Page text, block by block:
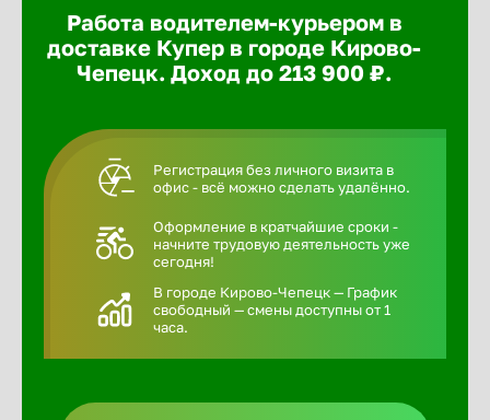
Работа водителем-курьером в
доставке Купер в городе Кирово-
Чепецк. Доход до 213 900 ₽.
Регистрация без личного визита в
офис - всё можно сделать удалённо.
Оформление в кратчайшие сроки -
начните трудовую деятельность уже
сегодня!
В городе Кирово-Чепецк — График
свободный — смены доступны от 1
часа.